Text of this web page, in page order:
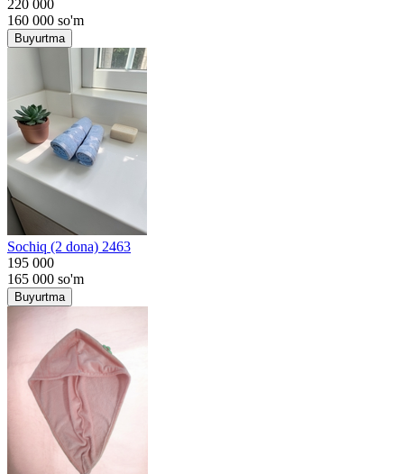
220 000
160 000 so'm
Buyurtma
Sochiq (2 dona) 2463
195 000
165 000 so'm
Buyurtma